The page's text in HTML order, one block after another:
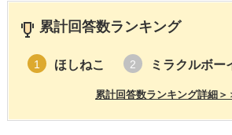
累計回答数ランキング
1 ほしねこ 2 ミラクルボー
累計回答数ランキング詳細＞